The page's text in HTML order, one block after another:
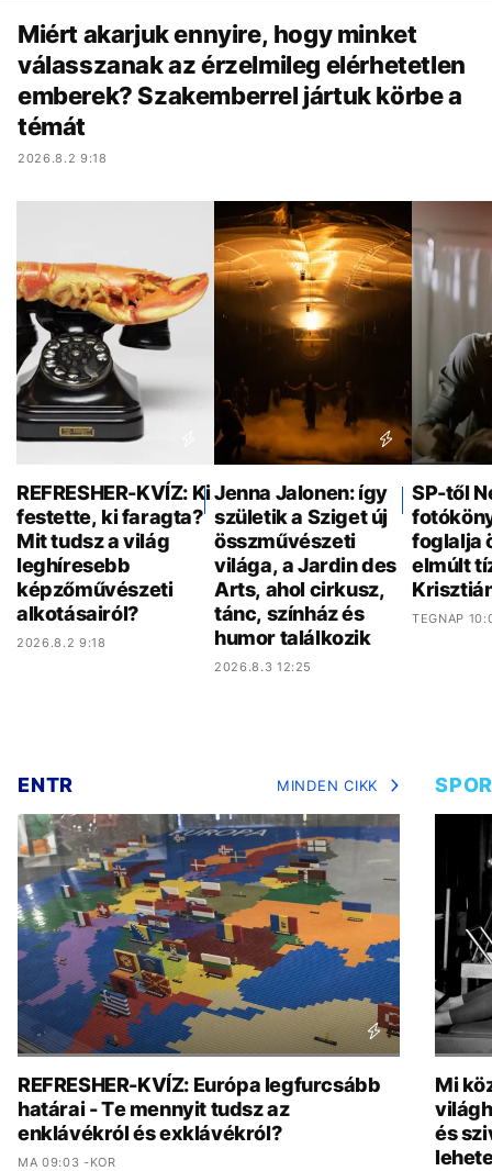
Miért akarjuk ennyire, hogy minket
válasszanak az érzelmileg elérhetetlen
emberek? Szakemberrel jártuk körbe a
témát
2026.8.2 9:18
REFRESHER-KVÍZ: Ki
festette, ki faragta?
Mit tudsz a világ
leghíresebb
képzőművészeti
alkotásairól?
2026.8.2 9:18
Jenna Jalonen: így
születik a Sziget új
összművészeti
világa, a Jardin des
Arts, ahol cirkusz,
tánc, színház és
humor találkozik
2026.8.3 12:25
SP-től
foglalja
elmúlt
TEGNAP
ENTR MINDEN CIKK
REFRESHER-KVÍZ: Európa legfurcsább
határai - Te mennyit tudsz az
enklávékról és exklávékról?
MA 09:03 -KOR
Mi
és